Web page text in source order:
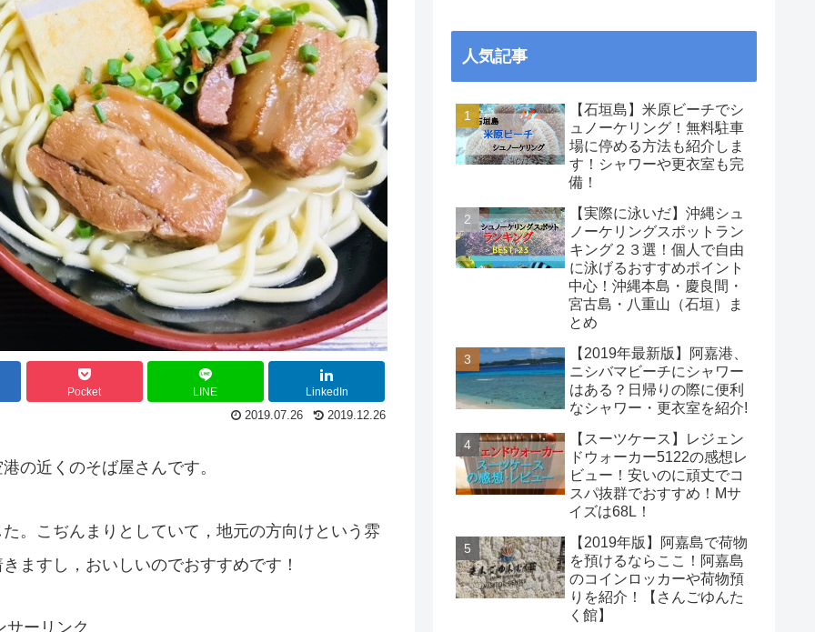
Pocket LINE
LinkedIn
2019.12.26
2019.07.26
の近くのそば屋さんです。
。こぢんまりとしていて，地元の方向けという雰
ますし，おいしいのでおすすめです！
サーリンク
人気記事
【石垣島】米原ビーチでシ
ュノーケリング！無料駐車
場に停める方法も紹介しま
す！シャワーや更衣室も完
備！
【実際に泳いだ】沖縄シュ
ノーケリングスポットラン
キング２３選！個人で自由
に泳げるおすすめポイント
中心！沖縄本島・慶良間・
宮古島・八重山（石垣）ま
とめ
【2019年最新版】阿嘉港、
ニシバマビーチにシャワー
はある？日帰りの際に便利
なシャワー・更衣室を紹介!
【スーツケース】レジェン
ドウォーカー5122の感想レ
ビュー！安いのに頑丈でコ
スパ抜群でおすすめ！Mサ
イズは68L！
【2019年版】阿嘉島で荷物
を預けるならここ！阿嘉島
のコインロッカーや荷物預
りを紹介！【さんごゆんた
く館】